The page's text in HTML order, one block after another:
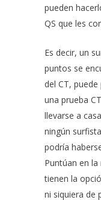
pueden
QS que les
Es decir, un
puntos se
del CT,
una prueba
llevarse a
ningún
podría
Puntúan en
tienen la
ni siquiera de